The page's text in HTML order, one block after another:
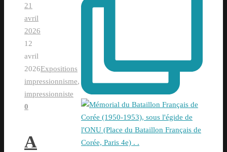
21
avril
2026
12
avril
2026Expositions
impressionnisme,
impressionniste
0
A